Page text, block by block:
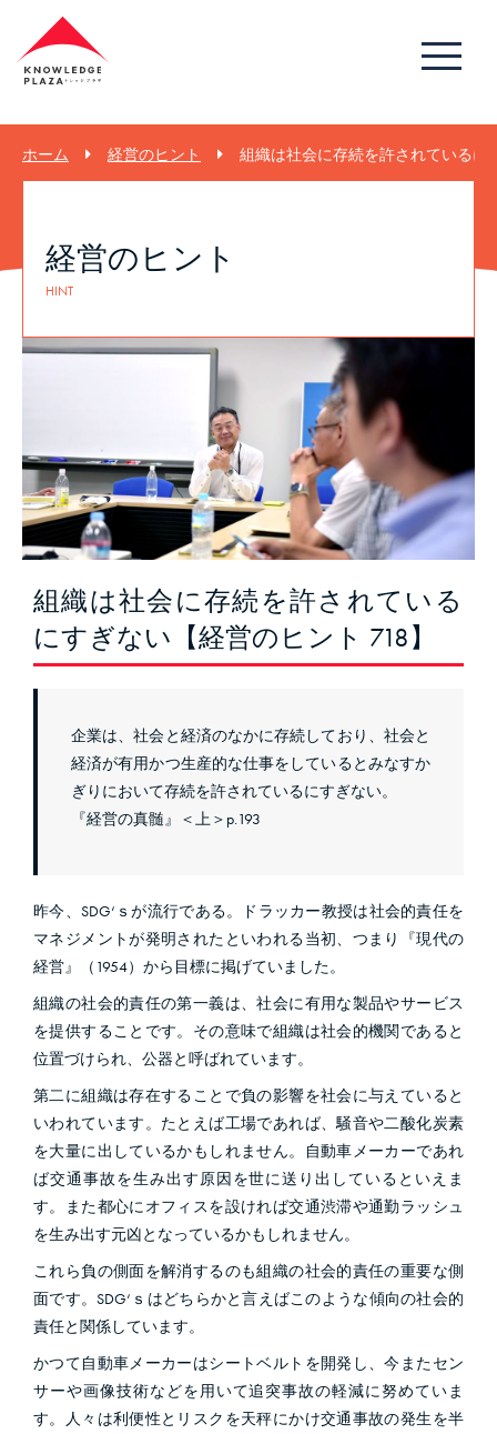
ホーム 経営のヒント 組織は社会に存続を許されているに
経営のヒント
HINT
組織は社会に存続を許されている
にすぎない【経営のヒント 718】
企業は、社会と経済のなかに存続しており、社会と
経済が有用かつ生産的な仕事をしているとみなすか
ぎりにおいて存続を許されているにすぎない。
『経営の真髄』＜上＞p.193
昨今、SDG‘ｓが流行である。ドラッカー教授は社会的責任を
マネジメントが発明されたといわれる当初、つまり『現代の
経営』（1954）から目標に掲げていました。
組織の社会的責任の第一義は、社会に有用な製品やサービス
を提供することです。その意味で組織は社会的機関であると
位置づけられ、公器と呼ばれています。
第二に組織は存在することで負の影響を社会に与えていると
いわれています。たとえば工場であれば、騒音や二酸化炭素
を大量に出しているかもしれません。自動車メーカーであれ
ば交通事故を生み出す原因を世に送り出しているといえま
す。また都心にオフィスを設ければ交通渋滞や通勤ラッシュ
を生み出す元凶となっているかもしれません。
これら負の側面を解消するのも組織の社会的責任の重要な側
面です。SDG‘ｓはどちらかと言えばこのような傾向の社会的
責任と関係しています。
かつて自動車メーカーはシートベルトを開発し、今またセン
サーや画像技術などを用いて追突事故の軽減に努めていま
す。人々は利便性とリスクを天秤にかけ交通事故の発生を半